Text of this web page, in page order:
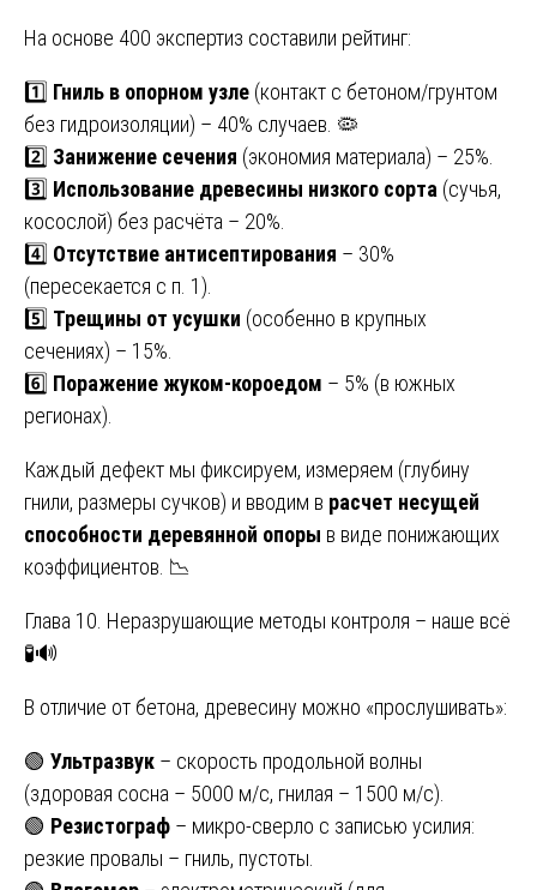
На основе 400 экспертиз составили рейтинг:
1️⃣ Гниль в опорном узле (контакт с бетоном/грунтом
без гидроизоляции) – 40% случаев. 🦠
2️⃣ Занижение сечения (экономия материала) – 25%.
3️⃣ Использование древесины низкого сорта (сучья,
косослой) без расчёта – 20%.
4️⃣ Отсутствие антисептирования – 30%
(пересекается с п. 1).
5️⃣ Трещины от усушки (особенно в крупных
сечениях) – 15%.
6️⃣ Поражение жуком-короедом – 5% (в южных
регионах).
Каждый дефект мы фиксируем, измеряем (глубину
гнили, размеры сучков) и вводим в расчет несущей
способности деревянной опоры в виде понижающих
коэффициентов. 📉
Глава 10. Неразрушающие методы контроля – наше всё
🧪🔊
В отличие от бетона, древесину можно «прослушивать»:
🟢 Ультразвук – скорость продольной волны
(здоровая сосна – 5000 м/с, гнилая – 1500 м/с).
🟢 Резистограф – микро-сверло с записью усилия:
резкие провалы – гниль, пустоты.